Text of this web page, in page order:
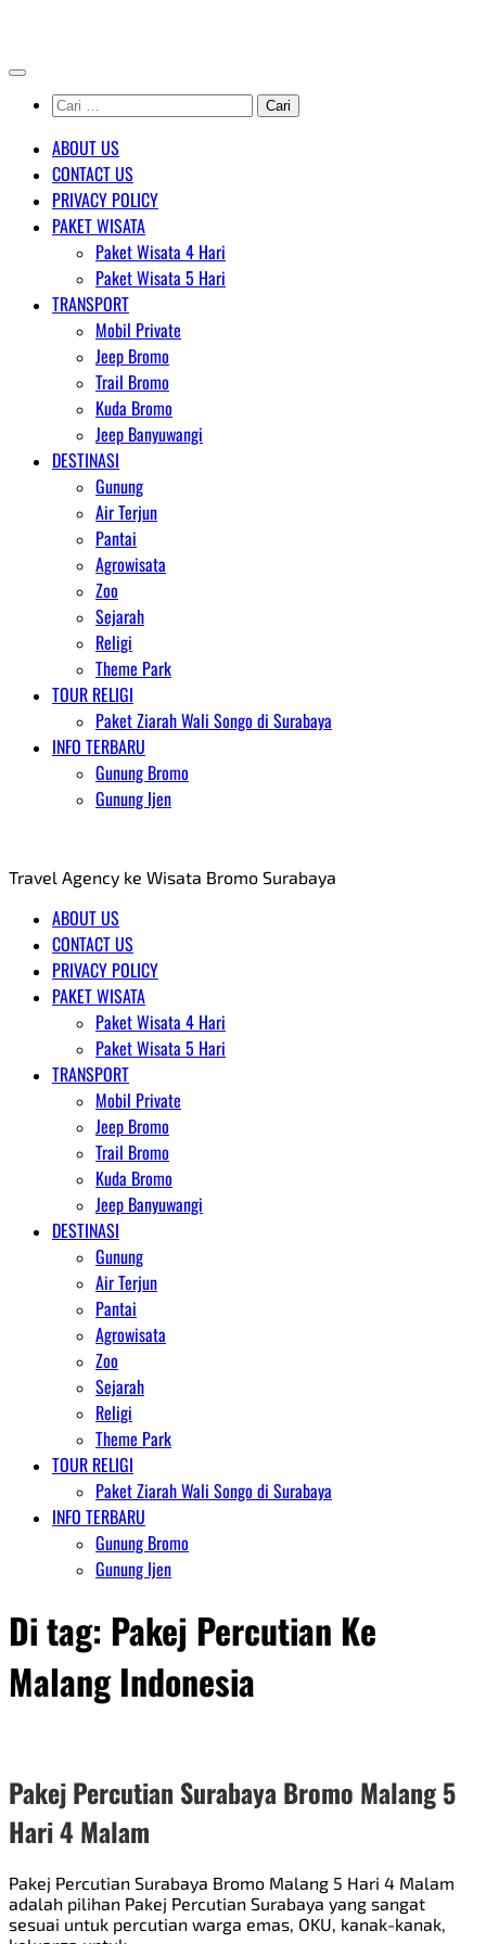
content
Cari
untuk:
ABOUT US
CONTACT US
PRIVACY POLICY
PAKET WISATA
Paket Wisata 4 Hari
Paket Wisata 5 Hari
TRANSPORT
Mobil Private
Jeep Bromo
Trail Bromo
Kuda Bromo
Jeep Banyuwangi
DESTINASI
Gunung
Air Terjun
Pantai
Agrowisata
Zoo
Sejarah
Religi
Theme Park
TOUR RELIGI
Paket Ziarah Wali Songo di Surabaya
INFO TERBARU
Gunung Bromo
Gunung Ijen
Travel Agency ke Wisata Bromo Surabaya
ABOUT US
CONTACT US
PRIVACY POLICY
PAKET WISATA
Paket Wisata 4 Hari
Paket Wisata 5 Hari
TRANSPORT
Mobil Private
Jeep Bromo
Trail Bromo
Kuda Bromo
Jeep Banyuwangi
DESTINASI
Gunung
Air Terjun
Pantai
Agrowisata
Zoo
Sejarah
Religi
Theme Park
TOUR RELIGI
Paket Ziarah Wali Songo di Surabaya
INFO TERBARU
Gunung Bromo
Gunung Ijen
Di tag: Pakej Percutian Ke
Malang Indonesia
Pakej Percutian Surabaya Bromo Malang 5
Hari 4 Malam
Pakej Percutian Surabaya Bromo Malang 5 Hari 4 Malam
adalah pilihan Pakej Percutian Surabaya yang sangat
sesuai untuk percutian warga emas, OKU, kanak-kanak,